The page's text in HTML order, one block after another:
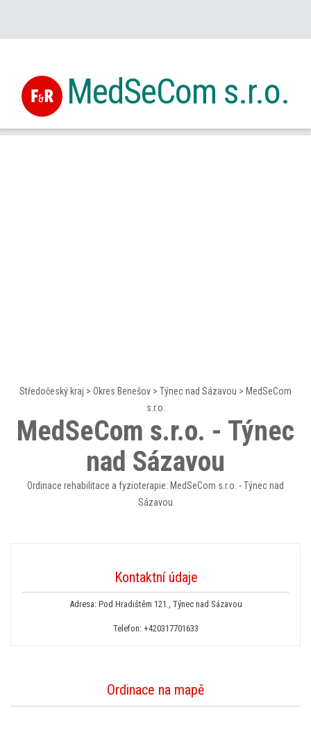
MedSeCom s.r.o.
Středočeský kraj > Okres Benešov > Týnec nad Sázavou > MedSeCom
s.r.o.
MedSeCom s.r.o. - Týnec
nad Sázavou
Ordinace rehabilitace a fyzioterapie: MedSeCom s.r.o. - Týnec nad
Sázavou
Kontaktní údaje
Adresa: Pod Hradištěm 121 , Týnec nad Sázavou
Telefon: +420317701633
Ordinace na mapě